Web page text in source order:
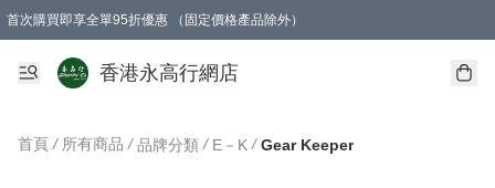
首次購買即享全單95折優惠 （固定價格產品除外）
澳門地區購物滿$800免運費
香港地區購物滿$600免運費
購買滿HK$1000即可免費獲得一個GEARLEX Small Ear Carabiner 2.0 扣環（贈品
香港永高行網店
首頁 / 所有商品 / 品牌分類 / E－K / Gear Keeper